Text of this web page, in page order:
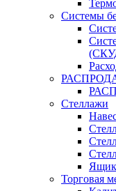
Системы
Стеллажи
Торговая